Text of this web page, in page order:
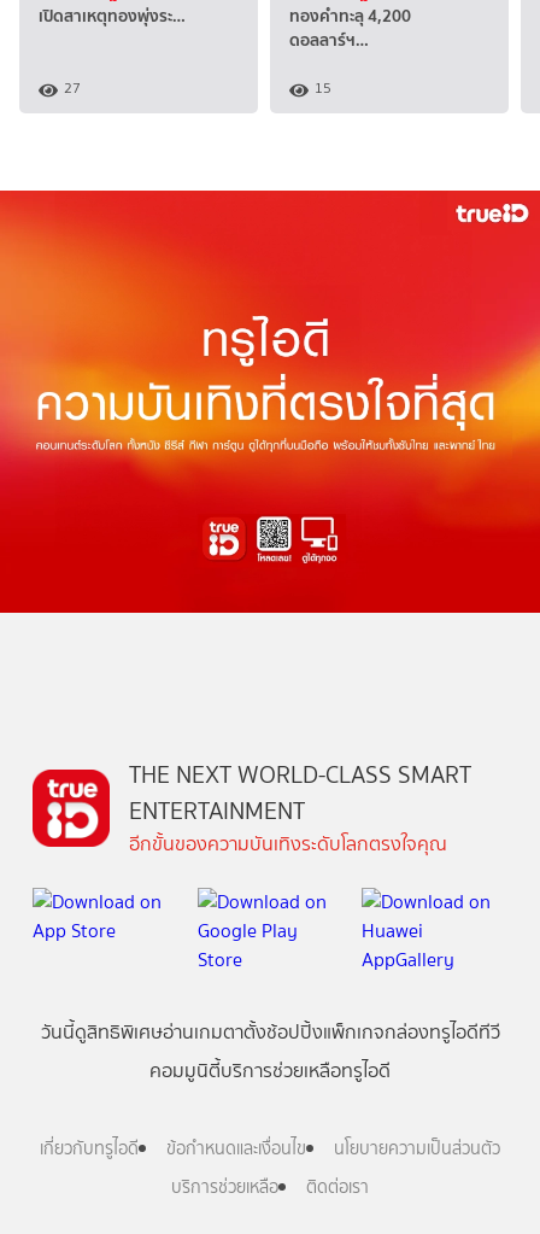
เปิดสาเหตุทองพุ่งระ…
27
ทองคำทะลุ 4,200
ดอลลาร์ฯ…
15
THE NEXT WORLD-CLASS SMART
ENTERTAINMENT
อีกขั้นของความบันเทิงระดับโลกตรงใจคุณ
วันนี้ดูสิทธิพิเศษอ่านเกมตาตั้งช้อปปิ้งแพ็กเกจกล่องทรูไอดีทีวี
คอมมูนิตี้บริการช่วยเหลือทรูไอดี
เกี่ยวกับทรูไอดี ข้อกำหนดและเงื่อนไข
นโยบายความเป็นส่วนตัว
บริการช่วยเหลือ
ติดต่อเรา